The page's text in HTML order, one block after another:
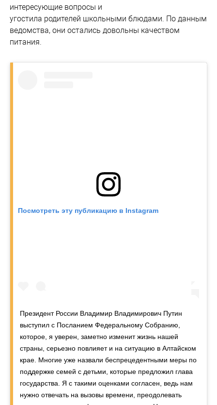
интересующие вопросы и
угостила родителей школьными блюдами. По данным
ведомства, они остались довольны качеством
питания.
Посмотреть эту публикацию в Instagram
Президент России Владимир Владимирович Путин
выступил с Посланием Федеральному Собранию,
которое, я уверен, заметно изменит жизнь нашей
страны, серьезно повлияет и на ситуацию в Алтайском
крае. Многие уже назвали беспрецедентными меры по
поддержке семей с детьми, которые предложил глава
государства. Я с такими оценками согласен, ведь нам
нужно отвечать на вызовы времени, преодолевать